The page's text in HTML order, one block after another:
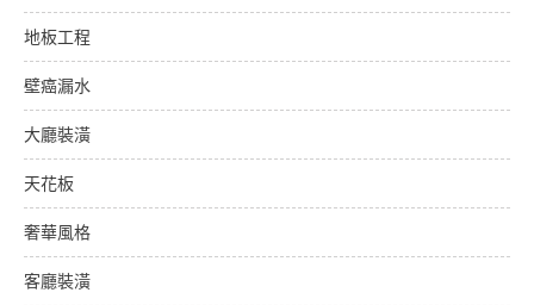
地板工程
壁癌漏水
大廳裝潢
天花板
奢華風格
客廳裝潢